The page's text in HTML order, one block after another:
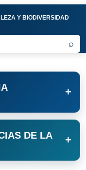
Y BIODIVERSIDAD
⌕
+
DE LA
+